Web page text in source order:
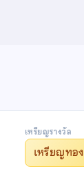
เหรียญรางวัล
เหรียญทอง